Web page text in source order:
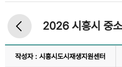
작성자 : 시흥시도시재생지원센터